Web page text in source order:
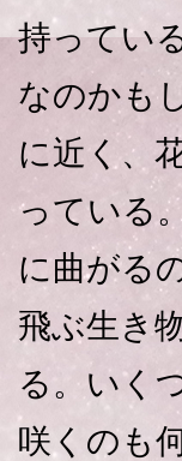
持ってい
なのかも
に近く、
っている
に曲がる
飛ぶ生き
る。いく
咲くのも